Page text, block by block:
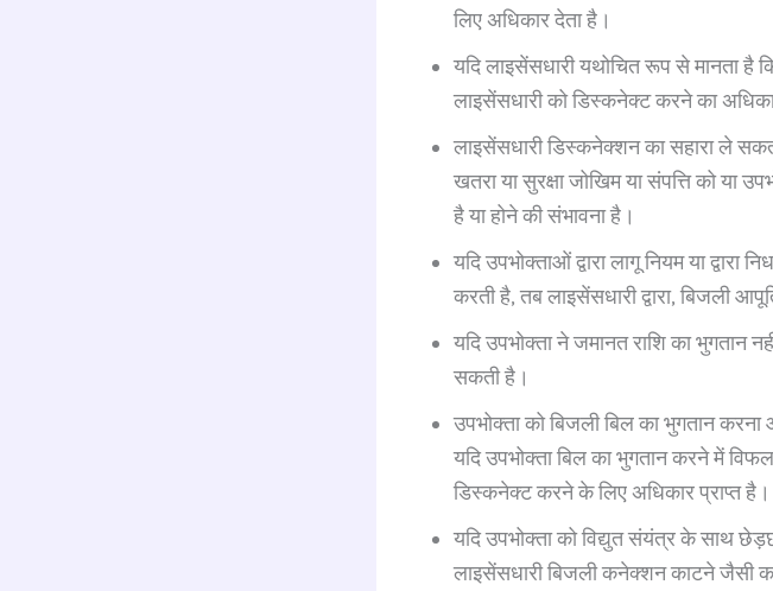
लिए अधिकार देता है।
यदि लाइसेंसधारी यथोचित रूप से मानता है
लाइसेंसधारी को डिस्कनेक्ट करने का
लाइसेंसधारी डिस्कनेक्शन का सहारा ले
खतरा या सुरक्षा जोखिम या संपत्ति को या
है या होने की संभावना है।
यदि उपभोक्ताओं द्वारा लागू नियम या
करती है, तब लाइसेंसधारी द्वारा, बिजली
यदि उपभोक्ता ने जमानत राशि का भुगतान
सकती है।
उपभोक्ता को बिजली बिल का भुगतान
यदि उपभोक्ता बिल का भुगतान करने में
डिस्कनेक्ट करने के लिए अधिकार प्राप्त है।
यदि उपभोक्ता को विद्युत संयंत्र के साथ
लाइसेंसधारी बिजली कनेक्शन काटने जैसी